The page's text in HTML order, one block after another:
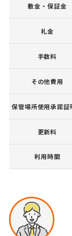
敷金・保証金
礼金
手数料
その他費用
保管場所使用承諾証
更新料
利用時間